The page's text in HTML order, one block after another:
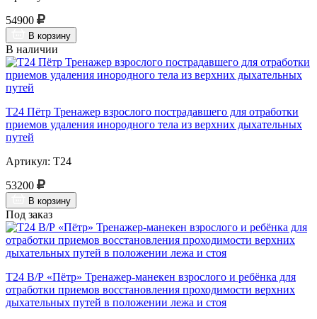
54900
В корзину
В наличии
Т24 Пётр Тренажер взрослого пострадавшего для отработки
приемов удаления инородного тела из верхних дыхательных
путей
Артикул: Т24
53200
В корзину
Под заказ
Т24 В/Р «Пётр» Тренажер-манекен взрослого и ребёнка для
отработки приемов восстановления проходимости верхних
дыхательных путей в положении лежа и стоя